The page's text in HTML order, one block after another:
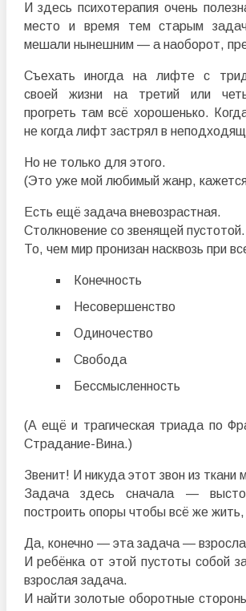
И здесь психотерапия очень
место и время тем старым
мешали нынешним — а наоборот,
Съехать иногда на лифте с
своей жизни на третий или
прогреть там всё хорошенько.
не когда лифт застрял в
Но не только для этого.
(Это уже мой любимый жанр,
Есть ещё задача вневозрастная.
Столкновение со звенящей пустотой.
То, чем мир пронизан насквозь при
Конечность
Несовершенство
Одиночество
Свобода
Бессмысленность
(А ещё и трагическая триада по
Страдание-Вина.)
Звенит! И никуда этот звон из ткани
Задача здесь сначала —
построить опоры чтобы всё же
Да, конечно — эта задача —
И ребёнка от этой пустоты собой
взрослая задача.
И найти золотые оборотные